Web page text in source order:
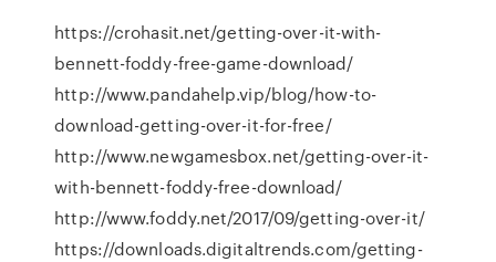
https://crohasit.net/getting-over-it-with-
bennett-foddy-free-game-download/
http://www.pandahelp.vip/blog/how-to-
download-getting-over-it-for-free/
http://www.newgamesbox.net/getting-over-it-
with-bennett-foddy-free-download/
http://www.foddy.net/2017/09/getting-over-it/
https://downloads.digitaltrends.com/getting-